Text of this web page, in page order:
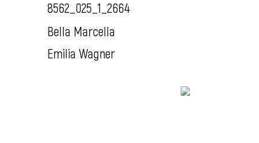
8562_025_1_2664
Bella Marcella
Emilia Wagner